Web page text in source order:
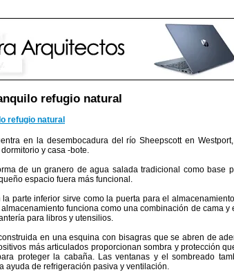
refugio natural
en la desembocadura del río Sheepscott en
y casa -bote.
de un granero de agua salada tradicional como base
espacio fuera más funcional.
parte inferior sirve como la puerta para el
funciona como una combinación de cama
para libros y utensilios.
en una esquina con bisagras que se abren de
más articulados proporcionan sombra y protección
proteger la cabaña. Las ventanas y el sombreado
ayuda de refrigeración pasiva y ventilación.